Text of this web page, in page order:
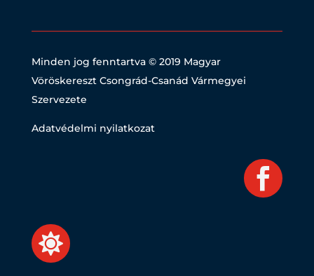
Minden jog fenntartva © 2019 Magyar
Vöröskereszt Csongrád-Csanád Vármegyei
Szervezete
Adatvédelmi nyilatkozat

